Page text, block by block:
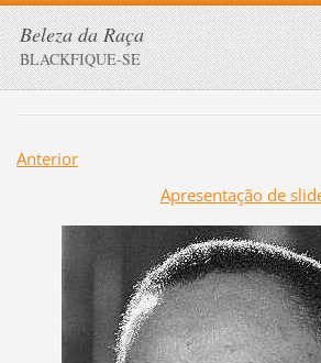
Beleza da Raça
BLACKFIQUE-SE
Anterior
Apresentação de